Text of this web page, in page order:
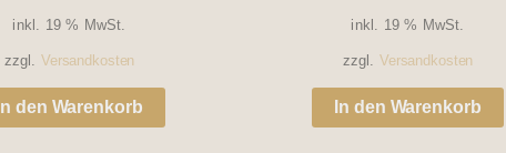
inkl. 19 % MwSt.
zzgl. Versandkosten
In den Warenkorb
inkl. 19 % MwSt.
zzgl. Versandkosten
In den Warenkorb